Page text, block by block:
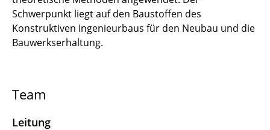
Schwerpunkt liegt auf den Baustoffen des
Konstruktiven Ingenieurbaus für den Neubau und die
Bauwerkserhaltung.
Team
Leitung